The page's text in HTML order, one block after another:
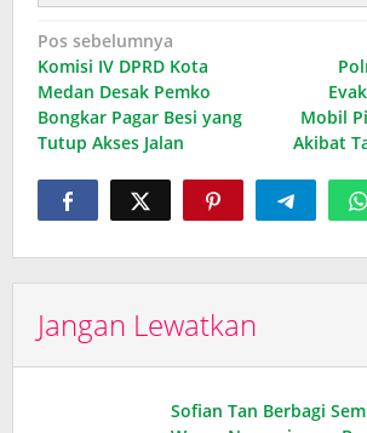
Navigasi
pos
Pos sebelumnya
Komisi IV DPRD Kota
Medan Desak Pemko
Bongkar Pagar Besi yang
Tutup Akses Jalan
Mobil
Akibat
Jangan Lewatkan
Sofian Tan Berbagi